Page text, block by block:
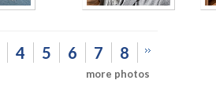
4 5 6 7 8
more photos